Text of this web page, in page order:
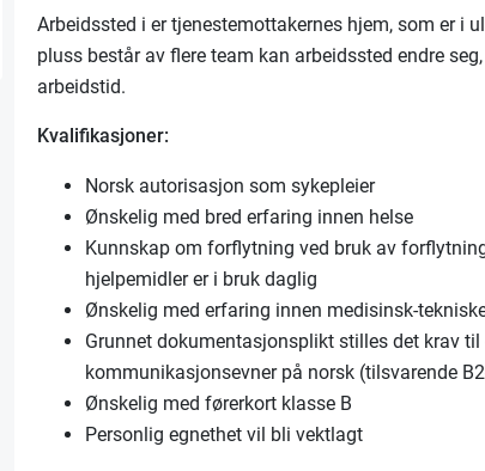
Arbeidssted i er tjenestemottakernes hjem, som er i
pluss består av flere team kan arbeidssted endre
arbeidstid.
Kvalifikasjoner:
Norsk autorisasjon som sykepleier
Ønskelig med bred erfaring innen helse
Kunnskap om forflytning ved bruk av
hjelpemidler er i bruk daglig
Ønskelig med erfaring innen medisinsk-
Grunnet dokumentasjonsplikt stilles det krav
kommunikasjonsevner på norsk (tilsvarende
Ønskelig med førerkort klasse B
Personlig egnethet vil bli vektlagt